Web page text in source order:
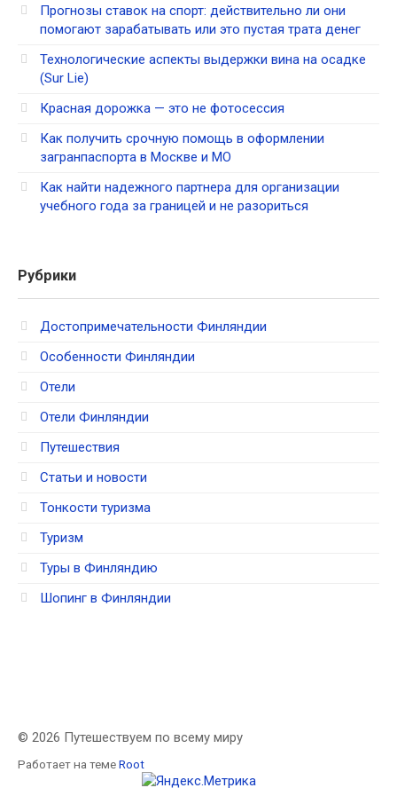
Прогнозы ставок на спорт: действительно ли они
помогают зарабатывать или это пустая трата денег
Технологические аспекты выдержки вина на осадке
(Sur Lie)
Красная дорожка — это не фотосессия
Как получить срочную помощь в оформлении
загранпаспорта в Москве и МО
Как найти надежного партнера для организации
учебного года за границей и не разориться
Рубрики
Достопримечательности Финляндии
Особенности Финляндии
Отели
Отели Финляндии
Путешествия
Статьи и новости
Тонкости туризма
Туризм
Туры в Финляндию
Шопинг в Финляндии
© 2026 Путешествуем по всему миру
Работает на темеRoot